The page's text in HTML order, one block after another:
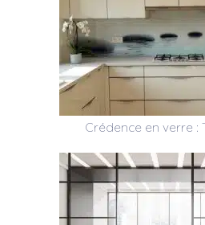
Crédence en verre :